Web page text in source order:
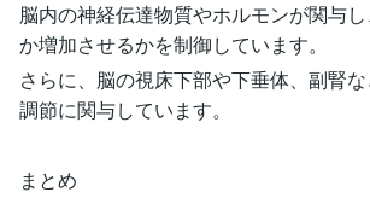
脳内の神経伝達物質やホルモンが関与
か増加させるかを制御しています。
さらに、脳の視床下部や下垂体、副腎
調節に関与しています。
まとめ